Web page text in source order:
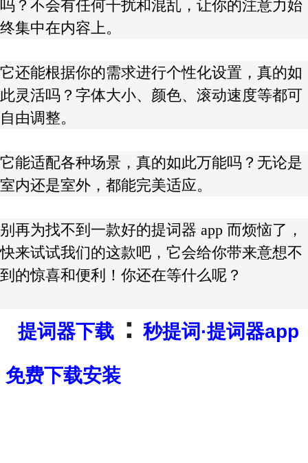
吗？不会有任何干扰和混乱，让你的注意力始
终集中在内容上。
它还能根据你的需求进行个性化设置，真的如
此灵活吗？字体大小、颜色、滚动速度等都可
自由调整。
它能适配各种场景，真的如此万能吗？无论是
室内还是室外，都能完美适应。
别再为找不到一款好的提词器 app 而烦恼了，
快来试试我们的这款吧，它会给你带来意想不
到的惊喜和便利！你还在等什么呢？
提词器下载： 秒提词·提词器app
免费下载安装